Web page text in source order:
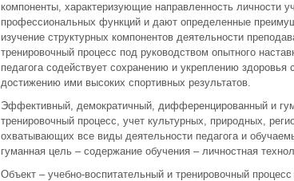
компоненты, характеризующие направленность личности
профессиональных функций и дают определенные
изучение структурных компонентов деятельности
тренировочный процесс под руководством опытного
педагога содействует сохранению и укреплению
достижению ими высоких спортивных результатов.
Эффективный, демократичный, дифференцированный и
тренировочный процесс, учет культурных, природных,
охватывающих все виды деятельности педагога и
гуманная цель – содержание обучения – личностная
Объект – учебно-воспитательный и тренировочный